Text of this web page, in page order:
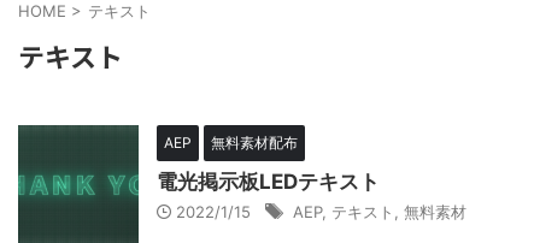
HOME > テキスト
テキスト
AEP 無料素材配布
電光掲示板LEDテキスト
2022/1/15 AEP, テキスト 無料素材